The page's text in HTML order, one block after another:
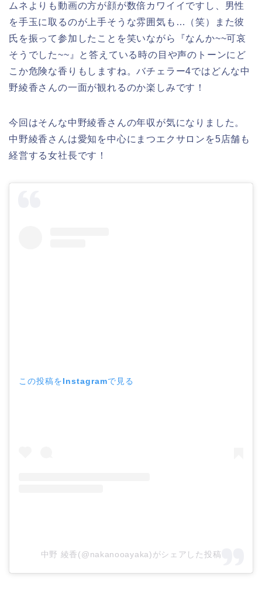
ムネよりも動画の方が顔が数倍カワイイですし、男性
を手玉に取るのが上手そうな雰囲気も…（笑）また彼
氏を振って参加したことを笑いながら『なんか~~可哀
そうでした~~』と答えている時の目や声のトーンにど
こか危険な香りもしますね。バチェラー4ではどんな中
野綾香さんの一面が観れるのか楽しみです！
今回はそんな中野綾香さんの年収が気になりました。
中野綾香さんは愛知を中心にまつエクサロンを5店舗も
経営する女社長です！
この投稿をInstagramで見る
中野 綾香(@nakanooayaka)がシェアした投稿